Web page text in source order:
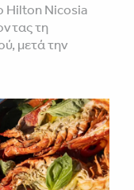
Hilton Nicosia
τη
μετά την